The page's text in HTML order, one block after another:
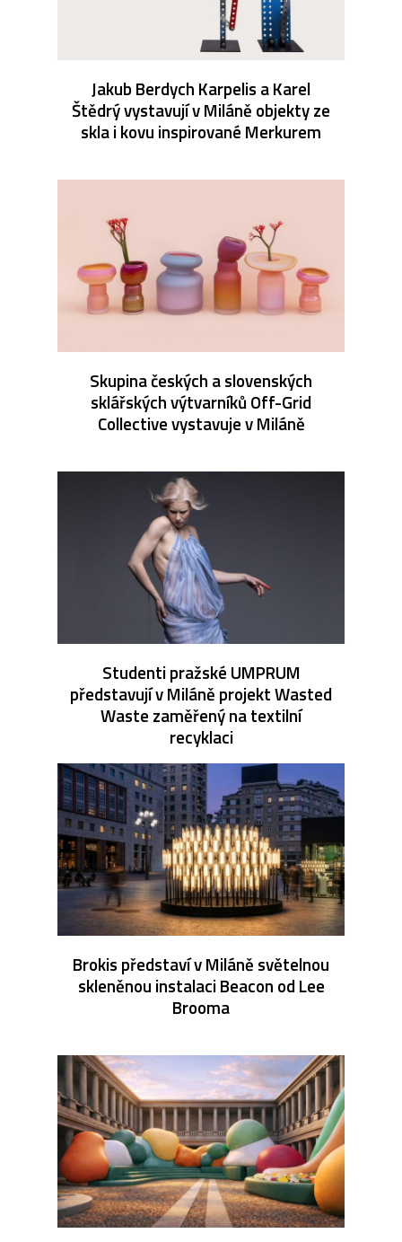
Jakub Berdych Karpelis a Karel
Štědrý vystavují v Miláně objekty ze
skla i kovu inspirované Merkurem
Skupina českých a slovenských
sklářských výtvarníků Off-Grid
Collective vystavuje v Miláně
Studenti pražské UMPRUM
představují v Miláně projekt Wasted
Waste zaměřený na textilní
recyklaci
Brokis představí v Miláně světelnou
skleněnou instalaci Beacon od Lee
Brooma